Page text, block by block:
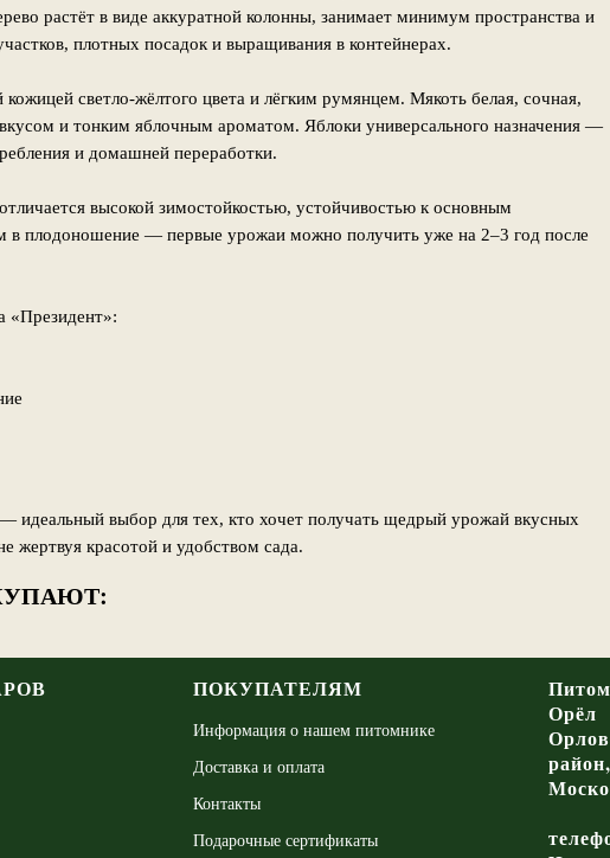
растёт в виде аккуратной колонны, занимает минимум пространства и
плотных посадок и выращивания в контейнерах.
светло-жёлтого цвета и лёгким румянцем. Мякоть белая, сочная,
и тонким яблочным ароматом. Яблоки универсального назначения —
и домашней переработки.
высокой зимостойкостью, устойчивостью к основным
в плодоношение — первые урожаи можно получить уже на 2–3 год после
«Президент»:
идеальный выбор для тех, кто хочет получать щедрый урожай вкусных
жертвуя красотой и удобством сада.
ПОКУПАТЕЛЯМ
Информация о нашем питомнике
Доставка и оплата
Контакты
Подарочные сертификаты
Орёл